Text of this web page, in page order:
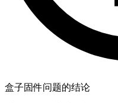
盒子固件问题的结论